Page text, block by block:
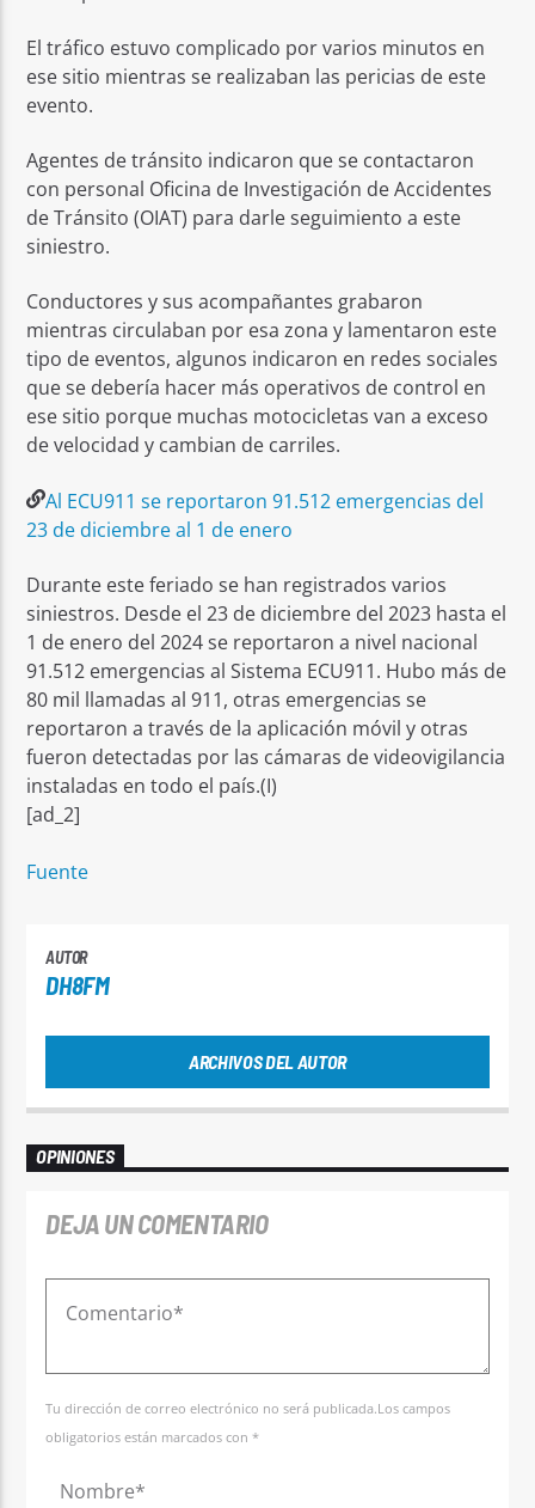
El tráfico estuvo complicado por varios minutos en
ese sitio mientras se realizaban las pericias de este
evento.
Agentes de tránsito indicaron que se contactaron
con personal Oficina de Investigación de Accidentes
de Tránsito (OIAT) para darle seguimiento a este
siniestro.
Conductores y sus acompañantes grabaron
mientras circulaban por esa zona y lamentaron este
tipo de eventos, algunos indicaron en redes sociales
que se debería hacer más operativos de control en
ese sitio porque muchas motocicletas van a exceso
de velocidad y cambian de carriles.
Al ECU911 se reportaron 91.512 emergencias del
23 de diciembre al 1 de enero
Durante este feriado se han registrados varios
siniestros. Desde el 23 de diciembre del 2023 hasta el
1 de enero del 2024 se reportaron a nivel nacional
91.512 emergencias al Sistema ECU911. Hubo más de
80 mil llamadas al 911, otras emergencias se
reportaron a través de la aplicación móvil y otras
fueron detectadas por las cámaras de videovigilancia
instaladas en todo el país.(I)
[ad_2]
Fuente
AUTOR
DH8FM
ARCHIVOS DEL AUTOR
OPINIONES
DEJA UN COMENTARIO
Tu dirección de correo electrónico no será publicada.Los campos
obligatorios están marcados con *